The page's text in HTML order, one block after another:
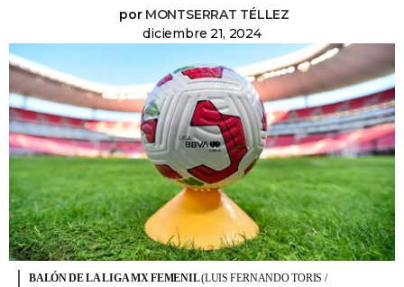
por MONTSERRAT TÉLLEZ
diciembre 21, 2024
BALÓN DE LA LIGA MX FEMENIL(LUIS FERNANDO TORIS /